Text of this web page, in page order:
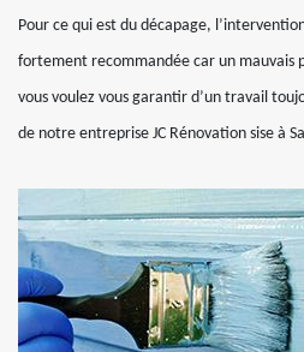
Pour ce qui est du décapage,
fortement recommandée car un mauvais
vous voulez vous garantir d’un travail
de notre entreprise JC Rénovation sise à